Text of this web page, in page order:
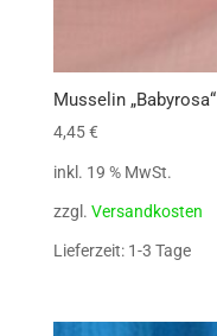
Musselin „Babyrosa“
4,45€
inkl. 19 % MwSt.
zzgl. Versandkosten
Lieferzeit: 1-3 Tage